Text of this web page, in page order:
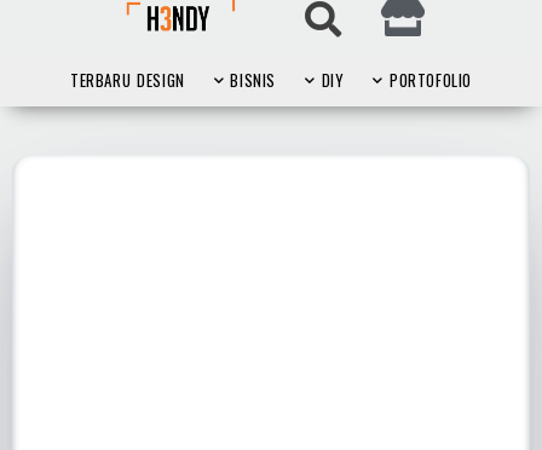
TERBARU DESIGN BISNIS DIY PORTOFOLIO